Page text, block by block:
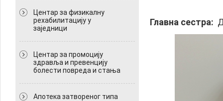
Центар за физикалну
рехабилитацију у
заједници
Центар за промоцију
здравља и превенцију
болести повреда и стања
Апотека затвореног типа
Главна сестра: